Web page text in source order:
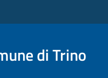
di Trino